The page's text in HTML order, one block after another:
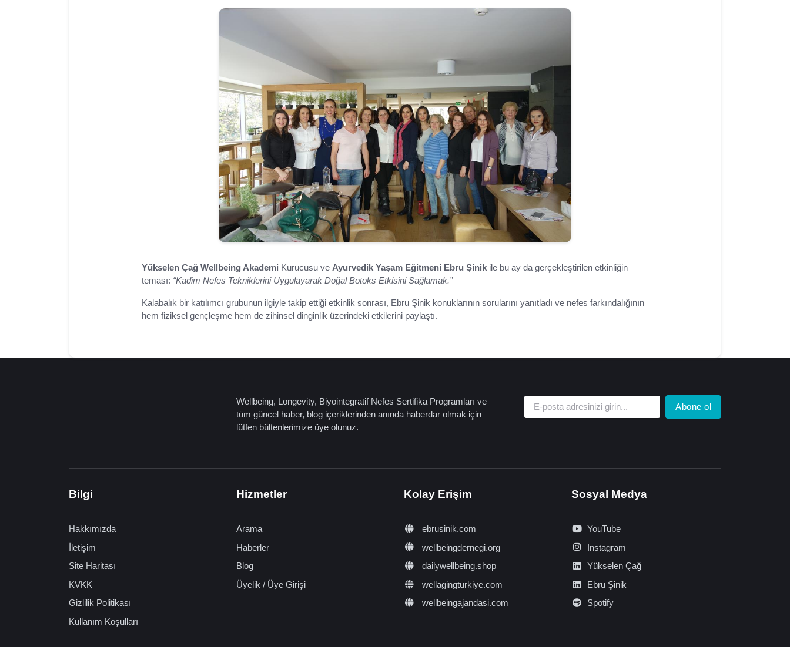
Yükselen Çağ Wellbeing Akademi Kurucusu ve Ayurvedik Yaşam Eğitmeni Ebru Şinik ile bu ay da gerçekleştirilen etkinliğin
teması: “Kadim Nefes Tekniklerini Uygulayarak Doğal Botoks Etkisini Sağlamak.”
Kalabalık bir katılımcı grubunun ilgiyle takip ettiği etkinlik sonrası, Ebru Şinik konuklarının sorularını yanıtladı ve nefes farkındalığının
hem fiziksel gençleşme hem de zihinsel dinginlik üzerindeki etkilerini paylaştı.
Wellbeing, Longevity, Biyointegratif Nefes Sertifika Programları ve
tüm güncel haber, blog içeriklerinden anında haberdar olmak için
lütfen bültenlerimize üye olunuz.
Abone ol
Bilgi
Hakkımızda
İletişim
Site Haritası
KVKK
Gizlilik Politikası
Kullanım Koşulları
Hizmetler
Arama
Haberler
Blog
Üyelik / Üye Girişi
Kolay Erişim
ebrusinik.com
wellbeingdernegi.org
dailywellbeing.shop
wellagingturkiye.com
wellbeingajandasi.com
Sosyal Medya
YouTube
Instagram
Yükselen Çağ
Ebru Şinik
Spotify